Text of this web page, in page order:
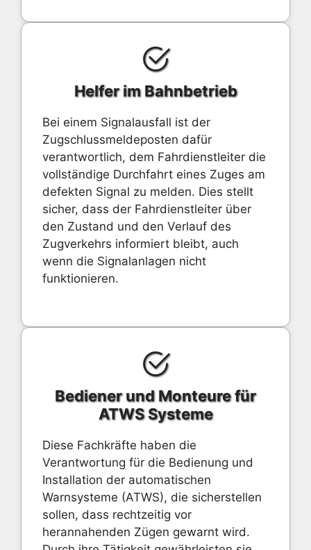
Helfer im Bahnbetrieb
Bei einem Signalausfall ist der
Zugschlussmeldeposten dafür
verantwortlich, dem Fahrdienstleiter die
vollständige Durchfahrt eines Zuges am
defekten Signal zu melden. Dies stellt
sicher, dass der Fahrdienstleiter über
den Zustand und den Verlauf des
Zugverkehrs informiert bleibt, auch
wenn die Signalanlagen nicht
funktionieren.
Bediener und Monteure für
ATWS Systeme
Diese Fachkräfte haben die
Verantwortung für die Bedienung und
Installation der automatischen
Warnsysteme (ATWS), die sicherstellen
sollen, dass rechtzeitig vor
herannahenden Zügen gewarnt wird.